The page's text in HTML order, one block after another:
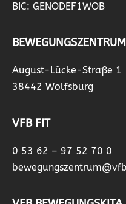
BIC: GENODEF1WOB
BEWEGUNGSZENTRUM
August-Lücke-Straße 1
38442 Wolfsburg
VFB FIT
0 53 62 – 97 52 70 0